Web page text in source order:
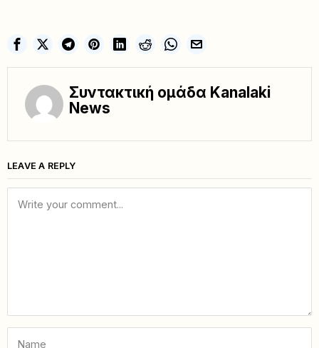
Συντακτική ομάδα Kanalaki
News
LEAVE A REPLY